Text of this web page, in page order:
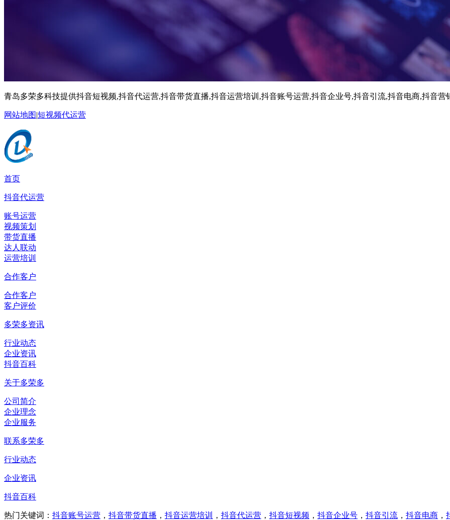
青岛多荣多科技提供抖音短视频,抖音代运营,抖音带货直播,抖音运营培训,抖音账号运营,抖音企业号,抖音引流,抖音电商,抖音营
网站地图|短视频代运营
首页
抖音代运营
账号运营
视频策划
带货直播
达人联动
运营培训
合作客户
合作客户
客户评价
多荣多资讯
行业动态
企业资讯
抖音百科
关于多荣多
公司简介
企业理念
企业服务
联系多荣多
行业动态
企业资讯
抖音百科
热门关键词： 抖音账号运营 ， 抖音带货直播 ， 抖音运营培训 ， 抖音代运营 ， 抖音短视频 ， 抖音企业号 ， 抖音引流 ， 抖音电商 ，